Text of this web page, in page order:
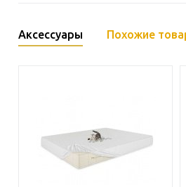
Аксессуары Похожие